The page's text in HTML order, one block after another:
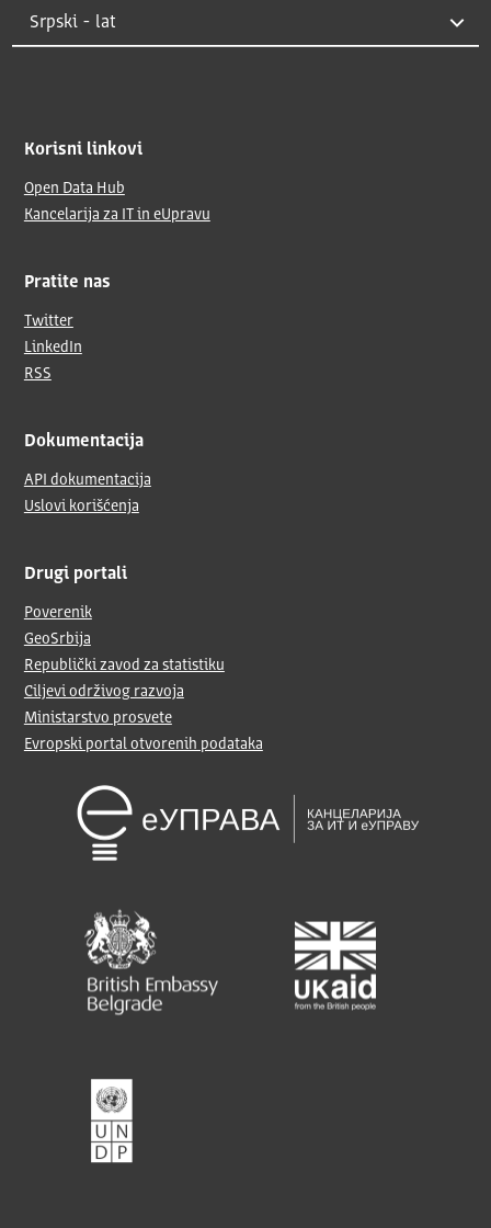
Korisni linkovi
Open Data Hub
Kancelarija za IT in eUpravu
Pratite nas
Twitter
LinkedIn
RSS
Dokumentacija
API dokumentacija
Uslovi korišćenja
Drugi portali
Poverenik
GeoSrbija
Republički zavod za statistiku
Ciljevi održivog razvoja
Ministarstvo prosvete
Evropski portal otvorenih podataka